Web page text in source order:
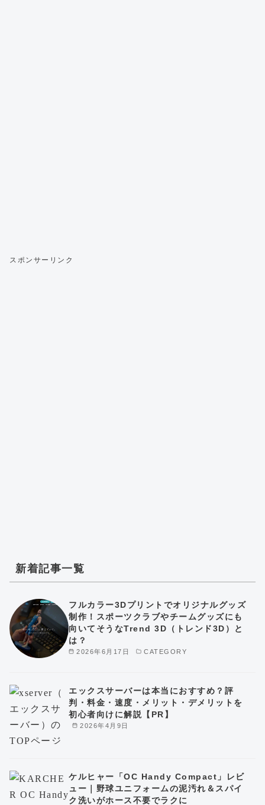
スポンサーリンク
新着記事一覧
2026年6月17日 CATEGORY
フルカラー3Dプリントでオリジナルグッズ
制作！スポーツクラブやチームグッズにも
向いてそうなTrend 3D（トレンド3D）と
は？
2026年4月9日
エックスサーバーは本当におすすめ？評
判・料金・速度・メリット・デメリットを
初心者向けに解説【PR】
ケルヒャー「OC Handy Compact」レビ
ュー｜野球ユニフォームの泥汚れ＆スパイ
ク洗いがホース不要でラクに